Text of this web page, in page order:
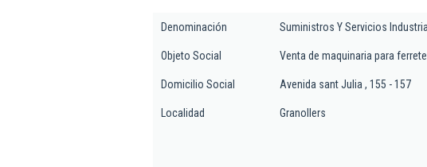
Denominación Suministros Y Servicios
Objeto Social Venta de maquinaria para
Domicilio Social Avenida sant Julia , 155 - 157
Localidad Granollers